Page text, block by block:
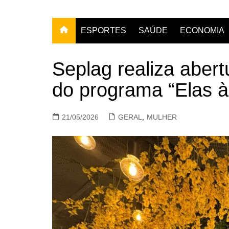
ESPORTES SAÚDE ECONOMIA
Seplag realiza
do programa “Elas
21/05/2026 GERAL, MULHER